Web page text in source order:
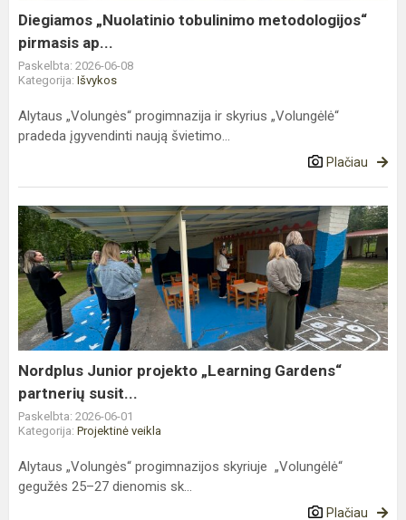
Diegiamos „Nuolatinio tobulinimo metodologijos“
pirmasis ap...
Paskelbta: 2026-06-08
Kategorija: Išvykos
Alytaus „Volungės“ progimnazija ir skyrius „Volungėlė“
pradeda įgyvendinti naują švietimo...
Plačiau
Nordplus
Junior
projekto
„Learning
Gardens“
partnerių
susit...
Nordplus Junior projekto „Learning Gardens“
partnerių susit...
Paskelbta: 2026-06-01
Kategorija: Projektinė veikla
Alytaus „Volungės“ progimnazijos skyriuje „Volungėlė“
gegužės 25–27 dienomis sk...
Plačiau